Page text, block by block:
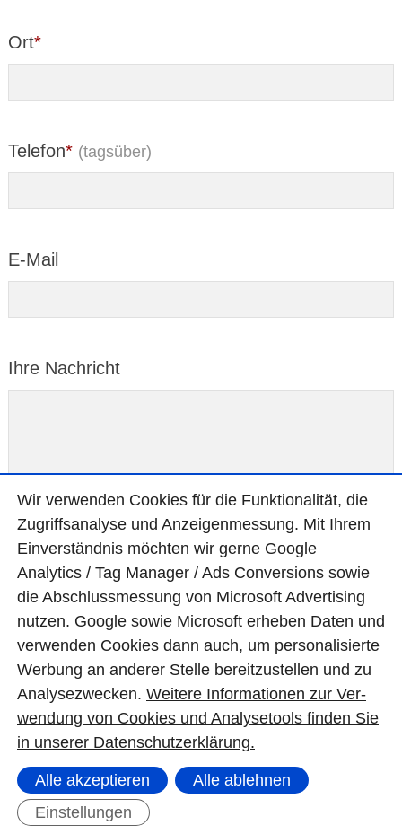
Ort*
Telefon* (tagsüber)
E-Mail
Ihre Nachricht
Nach der Daten­schutz-Grund­verord­nung
(DSGVO) bitten wir um Ihre Zustim­mung*:
Ich habe dieDaten­schutz­erklä­rungzur
Kenntnis genommen. Ich stimme zu, dass
meine Angaben zur Kontaktaufnahme und
für Rückfragen dauerhaft gespeichert
werden.
Wir ver­wen­den Cookies für die Funktio­na­lität, die
Zugriffs­ana­lyse und Anzei­gen­mes­sung. Mit Ihrem
Ein­ver­ständ­nis möchten wir gerne Google
Analytics / Tag Manager / Ads Con­ver­sions sowie
die Abschluss­mes­sung von Micro­soft Adver­tising
nutzen. Google sowie Micro­soft erheben Daten und
ver­wen­den Cookies dann auch, um perso­nali­sierte
Wer­bung an ande­rer Stelle bereit­zu­stel­len und zu
Ana­lyse­zwecken. Wei­tere Infor­matio­nen zur Ver­
wen­dung von Cookies und Ana­lyse­tools fin­den Sie
in unserer Daten­schutz­erklä­rung.
Alle akzeptieren
Alle ablehnen
Einstellungen